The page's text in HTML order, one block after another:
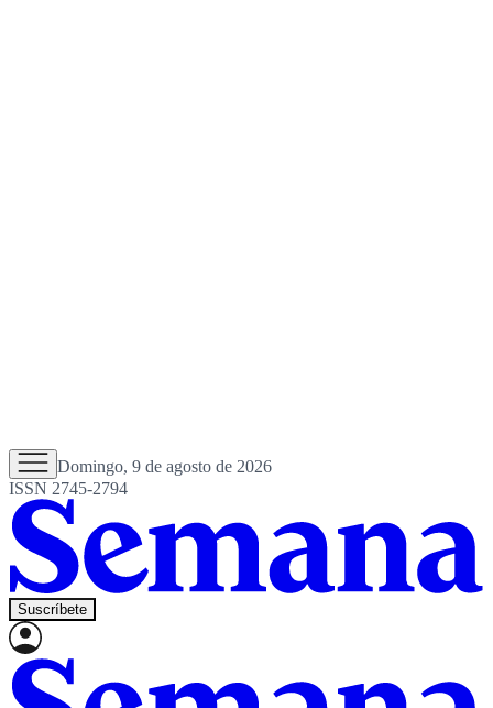
Domingo, 9 de agosto de 2026
ISSN 2745-2794
Suscríbete